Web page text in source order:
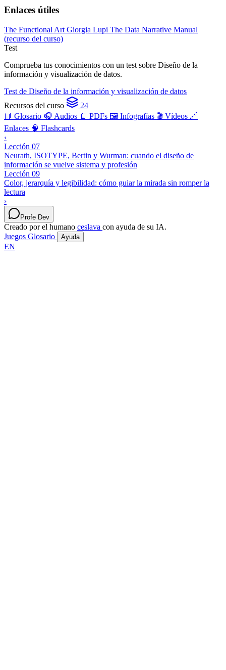
Enlaces útiles
The Functional Art Giorgia Lupi The Data Narrative Manual
(recurso del curso)
Test
Comprueba tus conocimientos con un test sobre Diseño de la
información y visualización de datos.
Test de Diseño de la información y visualización de datos
Recursos del curso
24
📘 Glosario 🎧 Audios 📄 PDFs 🖼️ Infografías 🎬 Vídeos 🔗
Enlaces 🧠 Flashcards
‹
Lección 07
Neurath, ISOTYPE, Bertin y Wurman: cuando el diseño de
información se vuelve sistema y profesión
Lección 09
Color, jerarquía y legibilidad: cómo guiar la mirada sin romper la
lectura
›
Profe Dev
Creado por el humano ceslava con ayuda de su IA.
Juegos Glosario Ayuda
EN